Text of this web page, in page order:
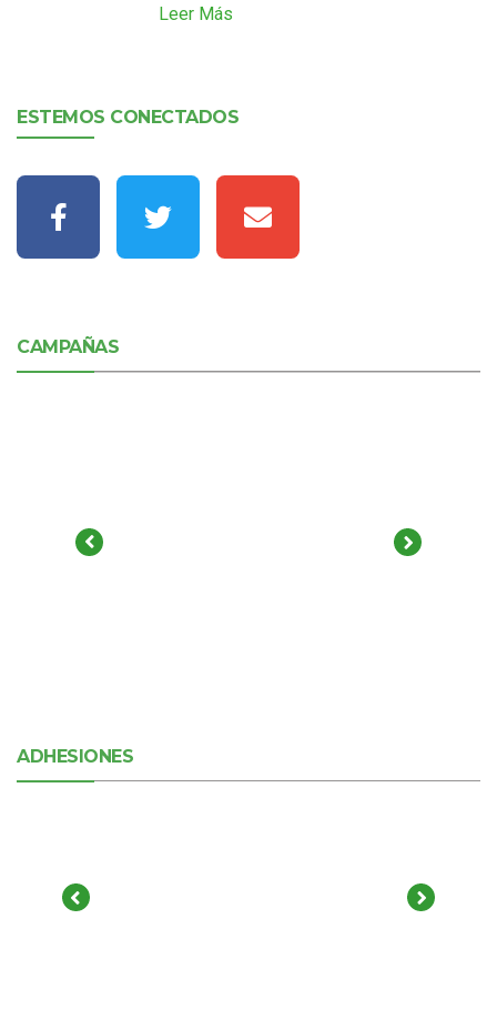
Leer Más
ESTEMOS CONECTADOS
CAMPAÑAS
ADHESIONES